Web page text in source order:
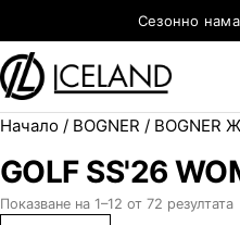
Към съдържаниетоСезонно
Начало / BOGNER / BOGNER
GOLF SS'26
Показване на 1–12 от 72 резултата